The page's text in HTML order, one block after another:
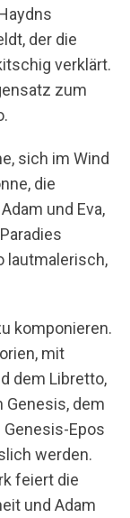
der die
verklärt.
zum
sich im Wind
die
und Eva,
lautmalerisch,
komponieren.
mit
dem Libretto,
Genesis, dem
Epos
werden.
feiert die
und Adam